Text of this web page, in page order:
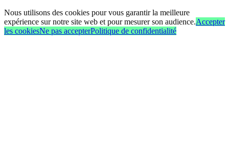
Nous utilisons des cookies pour vous garantir la meilleure
expérience sur notre site web et pour mesurer son audience.Accepter
les cookiesNe pas accepterPolitique de confidentialité